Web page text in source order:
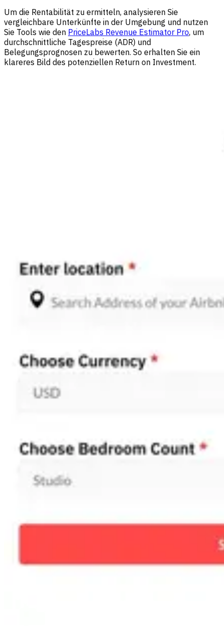
Um die Rentabilität zu ermitteln, analysieren Sie
vergleichbare Unterkünfte in der Umgebung und nutzen
Sie Tools wie den PriceLabs Revenue Estimator Pro, um
durchschnittliche Tagespreise (ADR) und
Belegungsprognosen zu bewerten. So erhalten Sie ein
klareres Bild des potenziellen Return on Investment.